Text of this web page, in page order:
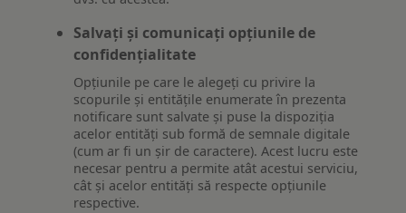
Salvați și comunicați opțiunile de
confidențialitate
Opțiunile pe care le alegeți cu privire la
scopurile și entitățile enumerate în prezenta
notificare sunt salvate și puse la dispoziția
acelor entități sub formă de semnale digitale
(cum ar fi un șir de caractere). Acest lucru este
necesar pentru a permite atât acestui serviciu,
cât și acelor entități să respecte opțiunile
respective.